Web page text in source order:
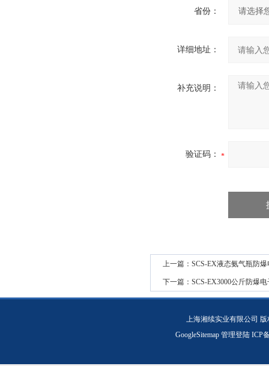
省份：
详细地址：
补充说明：
验证码：
上一篇： SCS-EX液态氨气瓶防
下一篇： SCS-EX3000公斤防爆
上海湘续实业有限公司
GoogleSitemap 管理登陆ICP